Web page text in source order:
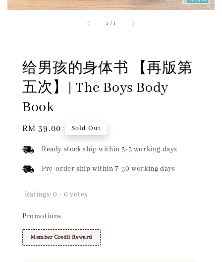
1 /1
给男孩的身体书 【再版第
五次】| The Boys Body
Book
Regular
RM 39.00 Sold Out
Ready stock ship within 3-5 working days
Pre-order ship within 7-30 working days
Ratings:0 - 0 votes
Promotions
Member Credit Reward